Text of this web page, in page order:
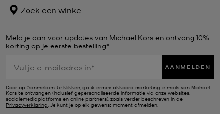
Zoek een winkel
Meld je aan voor updates van Michael Kors en ontvang 10%
korting op je eerste bestelling*.
AANMELDEN
Door op ‘Aanmelden’ te klikken, ga ik ermee akkoord marketing-e-mails van Michael
Kors te ontvangen (inclusief gepersonaliseerde informatie via onze websites,
socialemediaplatforms en online partners), zoals verder beschreven in de
Privacyverklaring. Je kunt je op elk gewenst moment afmelden.